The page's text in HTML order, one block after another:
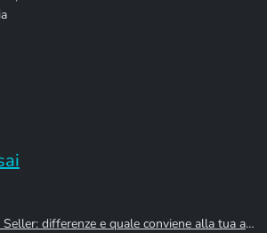
differenze e quale conviene alla tua azienda